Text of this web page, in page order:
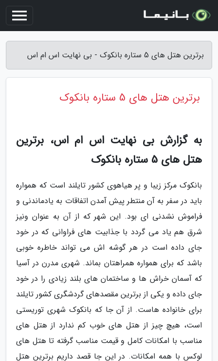
برترین هتل های 5 ستاره بانکوک - بی نهایت اس ام اس
برترین هتل های 5 ستاره بانکوک
به گزارش بی نهایت اس ام اس، برترین
هتل های 5 ستاره بانکوک
بانکوک مرکز زیبا و پر هیاهوی کشور تایلند است که همواره
باید در سفر به آن منتطر پیش آمدن اتفاقات به یادماندنی و
فراموش نشدنی ای بود. این شهر که از آن به عنوان ونیز
شرق هم یاد می گردد با جذابیت های فراوانی که در خود
جای داده است در هر گوشه اش می تواند خاطره خوبی
باشد که برای همواره همراهتان بماند. شهری مدرن در آسیا
که آسمان خراش ها و ساختمان های بلند زیادی را در خود
جای داده و یکی از برترین مقصدهای گردشگری کشور تایلند
برای خانواده هاست. از آن جا که بانکوک شهری توریستی
است، هیچ چیز از هتل های خوب کم ندارد از هتل های
مناسب با امکانات کامل و قیمت مناسب گرفته تا هتل های
لوکس با همه امکانات. در این جا قصد داریم برترین هتل